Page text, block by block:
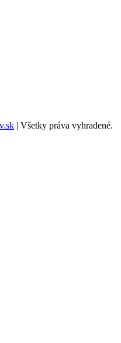
| Všetky práva vyhradené.